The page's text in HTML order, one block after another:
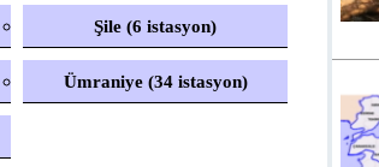
Şile (6 istasyon)
Ümraniye (34 istasyon)